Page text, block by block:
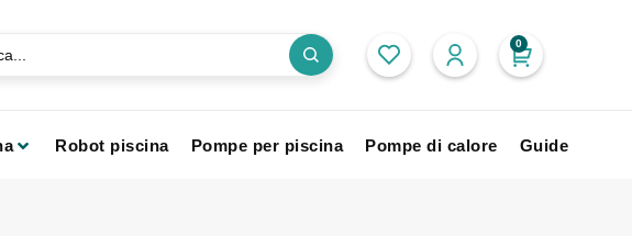
0
Robot piscina Pompe per piscina Pompe di calore Guide